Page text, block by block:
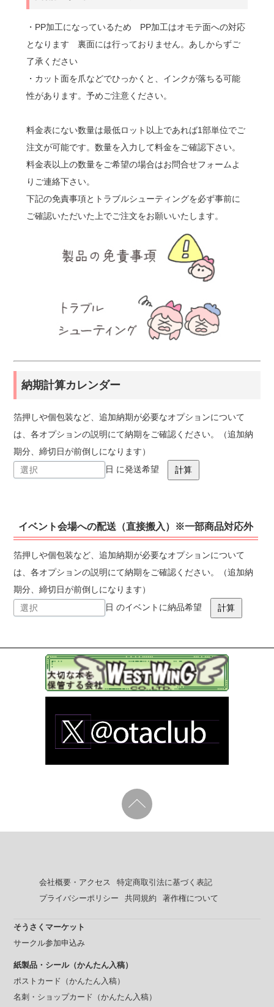
・PP加工になっているため PP加工はオモテ面への対応
となります 裏面には行っておりません。あしからずご
了承ください
・カット面を爪などでひっかくと、インクが落ちる可能
性があります。予めご注意ください。
料金表にない数量は最低ロット以上であれば1部単位でご
注文が可能です。数量を入力して料金をご確認下さい。
料金表以上の数量をご希望の場合はお問合せフォームよ
りご連絡下さい。
下記の免責事項とトラブルシューティングを必ず事前に
ご確認いただいた上でご注文をお願いいたします。
納期計算カレンダー
箔押しや個包装など、追加納期が必要なオプションについて
は、各オプションの説明にて納期をご確認ください。（追加納
期分、締切日が前倒しになります）
日 に発送希望
イベント会場への配送（直接搬入）※一部商品対応外
箔押しや個包装など、追加納期が必要なオプションについて
は、各オプションの説明にて納期をご確認ください。（追加納
期分、締切日が前倒しになります）
日 のイベントに納品希望
会社概要・アクセス
特定商取引法に基づく表記
プライバシーポリシー
共同規約 著作権について
そうさくマーケット
サークル参加申込み
紙製品・シール（かんたん入稿）
ポストカード（かんたん入稿）
名刺・ショップカード（かんたん入稿）